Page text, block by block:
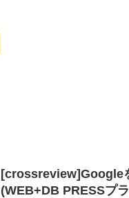
[crossreview]Google
(WEB+DB PRESSプ